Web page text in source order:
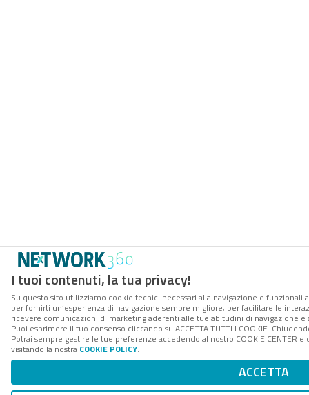
I tuoi contenuti, la tua privacy!
Su questo sito utilizziamo cookie tecnici necessari alla navigazione e funzionali
per fornirti un’esperienza di navigazione sempre migliore, per facilitare le
ricevere comunicazioni di marketing aderenti alle tue abitudini di navigazione e
Puoi esprimere il tuo consenso cliccando su ACCETTA TUTTI I COOKIE.
Potrai sempre gestire le tue preferenze accedendo al nostro COOKIE
visitando la nostra COOKIE POLICY.
ACCETTA